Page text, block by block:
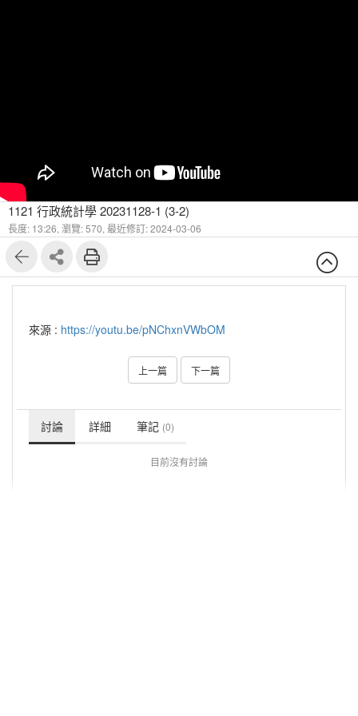
1121 行政統計學 20231128-1 (3-2)
長度: 13:26, 瀏覽: 570, 最近修訂: 2024-03-06
來源 : https://youtu.be/pNChxnVWbOM
上一篇 下一篇
討論 詳細 筆記 (0)
目前沒有討論